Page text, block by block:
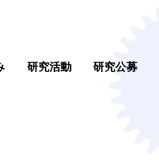
研究活動 研究公募